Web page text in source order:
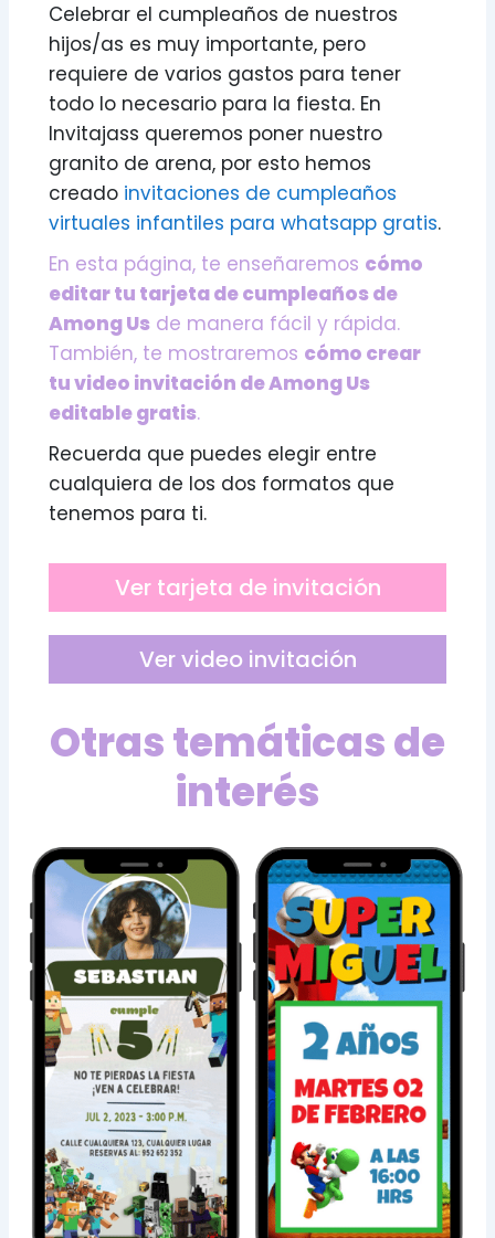
Celebrar el cumpleaños de nuestros
hijos/as es muy importante, pero
requiere de varios gastos para tener
todo lo necesario para la fiesta. En
Invitajass queremos poner nuestro
granito de arena, por esto hemos
creado invitaciones de cumpleaños
virtuales infantiles para whatsapp gratis.
En esta página, te enseñaremos cómo
editar tu tarjeta de cumpleaños de
Among Us de manera fácil y rápida.
También, te mostraremos cómo crear
tu video invitación de Among Us
editable gratis.
Recuerda que puedes elegir entre
cualquiera de los dos formatos que
tenemos para ti.
Ver tarjeta de invitación
Ver video invitación
Otras temáticas de
interés